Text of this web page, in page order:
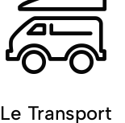
Le Transport